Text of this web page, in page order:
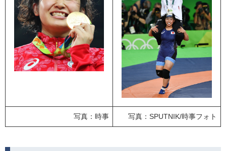
写真：時事 写真：SPUTNIK/時事フォト